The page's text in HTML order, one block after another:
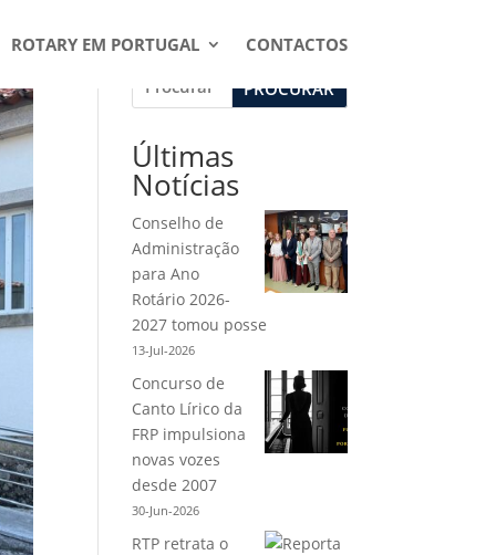
ROTARY EM PORTUGAL CONTACTOS
PROCURAR
Últimas
Notícias
Conselho de
Administração
para Ano
Rotário 2026-
2027 tomou posse
13-Jul-2026
Concurso de
Canto Lírico da
FRP impulsiona
novas vozes
desde 2007
30-Jun-2026
RTP retrata o